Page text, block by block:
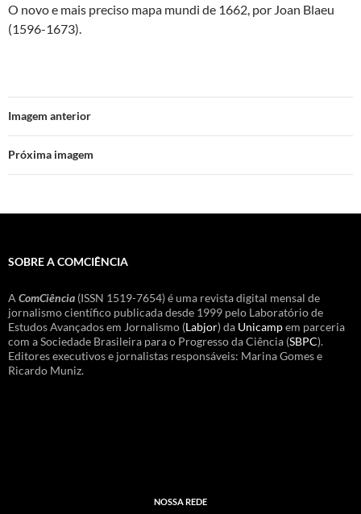
O novo e mais preciso mapa mundi de 1662, por Joan Blaeu
(1596-1673).
Imagem anterior
Próxima imagem
SOBRE A COMCIÊNCIA
A ComCiência (ISSN 1519-7654) é uma revista digital mensal de
jornalismo científico publicada desde 1999 pelo Laboratório de
Estudos Avançados em Jornalismo (Labjor) da Unicampem parceria
com a Sociedade Brasileira para o Progresso da Ciência (SBPC).
Editores executivos e jornalistas responsáveis: Marina Gomes e
Ricardo Muniz.
NOSSA REDE